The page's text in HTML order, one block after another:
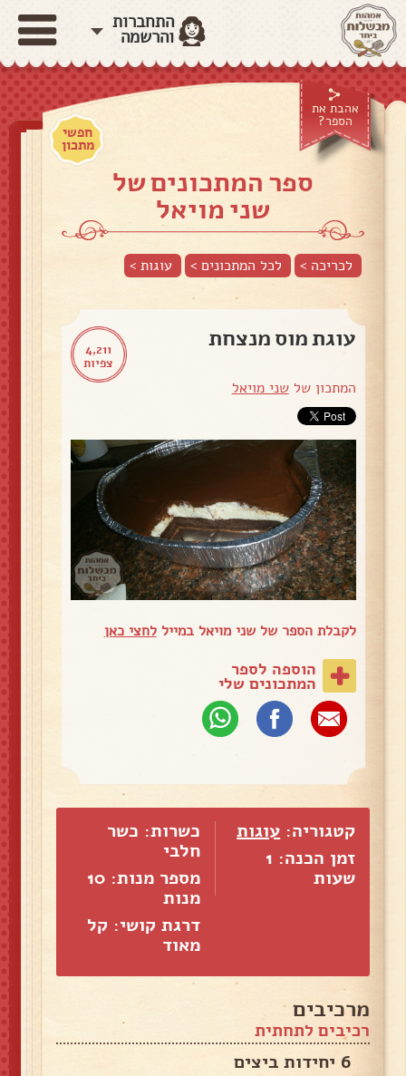
התחברות
והרשמה
אהבת את
הספר?
חפשי
מתכון
ספר המתכונים של
שני מויאל
לכריכה > לכל המתכונים > עוגות>
4,211
צפיות
עוגת מוס מנצחת
המתכון שלשני מויאל
לקבלת הספר של שני מויאל במייללחצי כאן
הוספה לספר
המתכונים שלי
קטגוריה: עוגות
זמן הכנה: 1
שעות
כשרות: כשר
חלבי
מספר מנות: 10
מנות
דרגת קושי: קל
מאוד
מרכיבים
רכיבים לתחתית
6 יחידות ביצים